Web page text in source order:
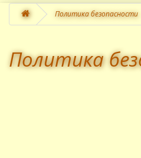
Политика безопасности
Политика